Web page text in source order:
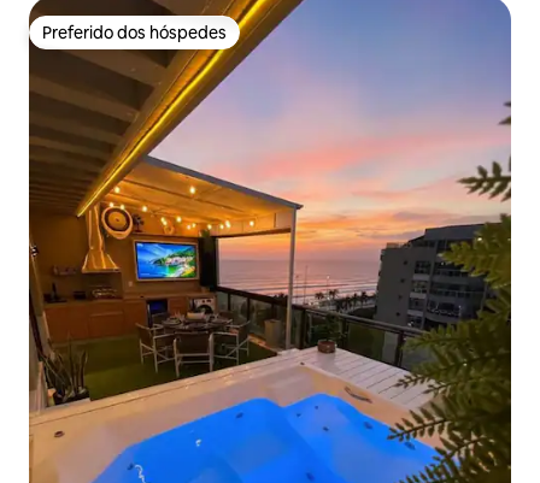
Preferido dos hóspedes
Preferido dos hóspedes